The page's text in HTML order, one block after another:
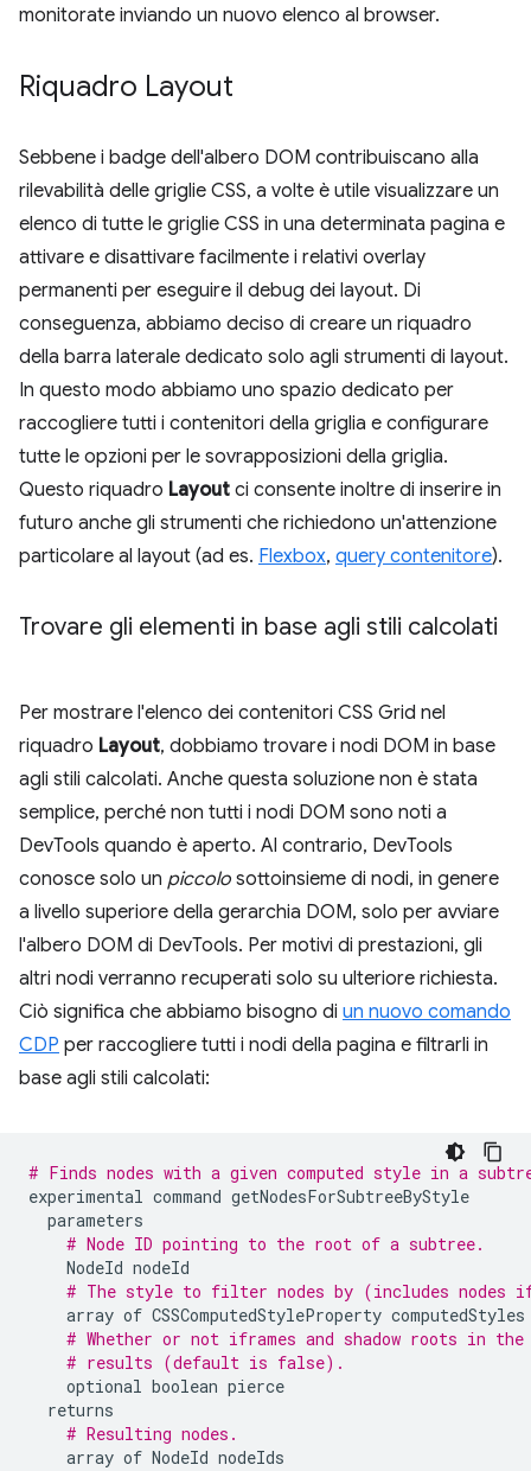
monitorate inviando un nuovo elenco al browser.
Riquadro Layout
Sebbene i badge dell'albero DOM contribuiscano alla
rilevabilità delle griglie CSS, a volte è utile visualizzare un
elenco di tutte le griglie CSS in una determinata pagina e
attivare e disattivare facilmente i relativi overlay
permanenti per eseguire il debug dei layout. Di
conseguenza, abbiamo deciso di creare un riquadro
della barra laterale dedicato solo agli strumenti di layout.
In questo modo abbiamo uno spazio dedicato per
raccogliere tutti i contenitori della griglia e configurare
tutte le opzioni per le sovrapposizioni della griglia.
Questo riquadro Layout ci consente inoltre di inserire in
futuro anche gli strumenti che richiedono un'attenzione
particolare al layout (ad es. Flexbox, query contenitore).
Trovare gli elementi in base agli stili calcolati
Per mostrare l'elenco dei contenitori CSS Grid nel
riquadro Layout, dobbiamo trovare i nodi DOM in base
agli stili calcolati. Anche questa soluzione non è stata
semplice, perché non tutti i nodi DOM sono noti a
DevTools quando è aperto. Al contrario, DevTools
conosce solo un piccolo sottoinsieme di nodi, in genere
a livello superiore della gerarchia DOM, solo per avviare
l'albero DOM di DevTools. Per motivi di prestazioni, gli
altri nodi verranno recuperati solo su ulteriore richiesta.
Ciò significa che abbiamo bisogno di un nuovo comando
CDP per raccogliere tutti i nodi della pagina e filtrarli in
base agli stili calcolati:
# Finds nodes with a given computed style in a
experimental command getNodesForSubtreeByStyle
parameters
# Node ID pointing to the root of a subtree.
NodeId nodeId
# The style to filter nodes by (includes nodes
array of CSSComputedStyleProperty computedStyles
# Whether or not iframes and shadow roots in
# results (default is false).
optional boolean pierce
returns
# Resulting nodes.
array of NodeId nodeIds